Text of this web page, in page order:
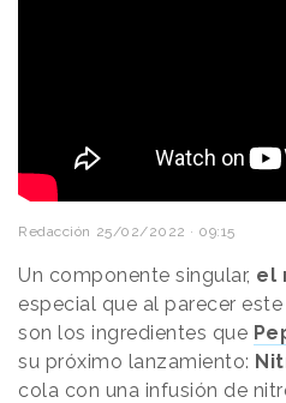
Redacción 25/02/2022 · 09:15
Un componente singular, el
especial que al parecer
son los ingredientes que
su próximo lanzamiento:
cola con una infusión de